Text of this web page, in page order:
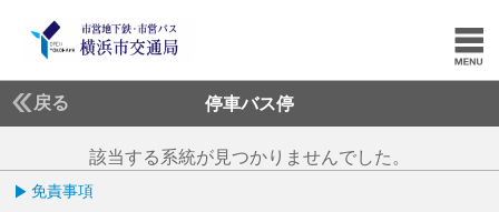
戻る 停車バス停
該当する系統が見つかりませんでした。
免責事項